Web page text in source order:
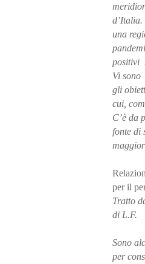
una
positivi
Vi sono
gli
cui,
C’è da
fonte di
per il
Tratto
di L.F.
Sono
per